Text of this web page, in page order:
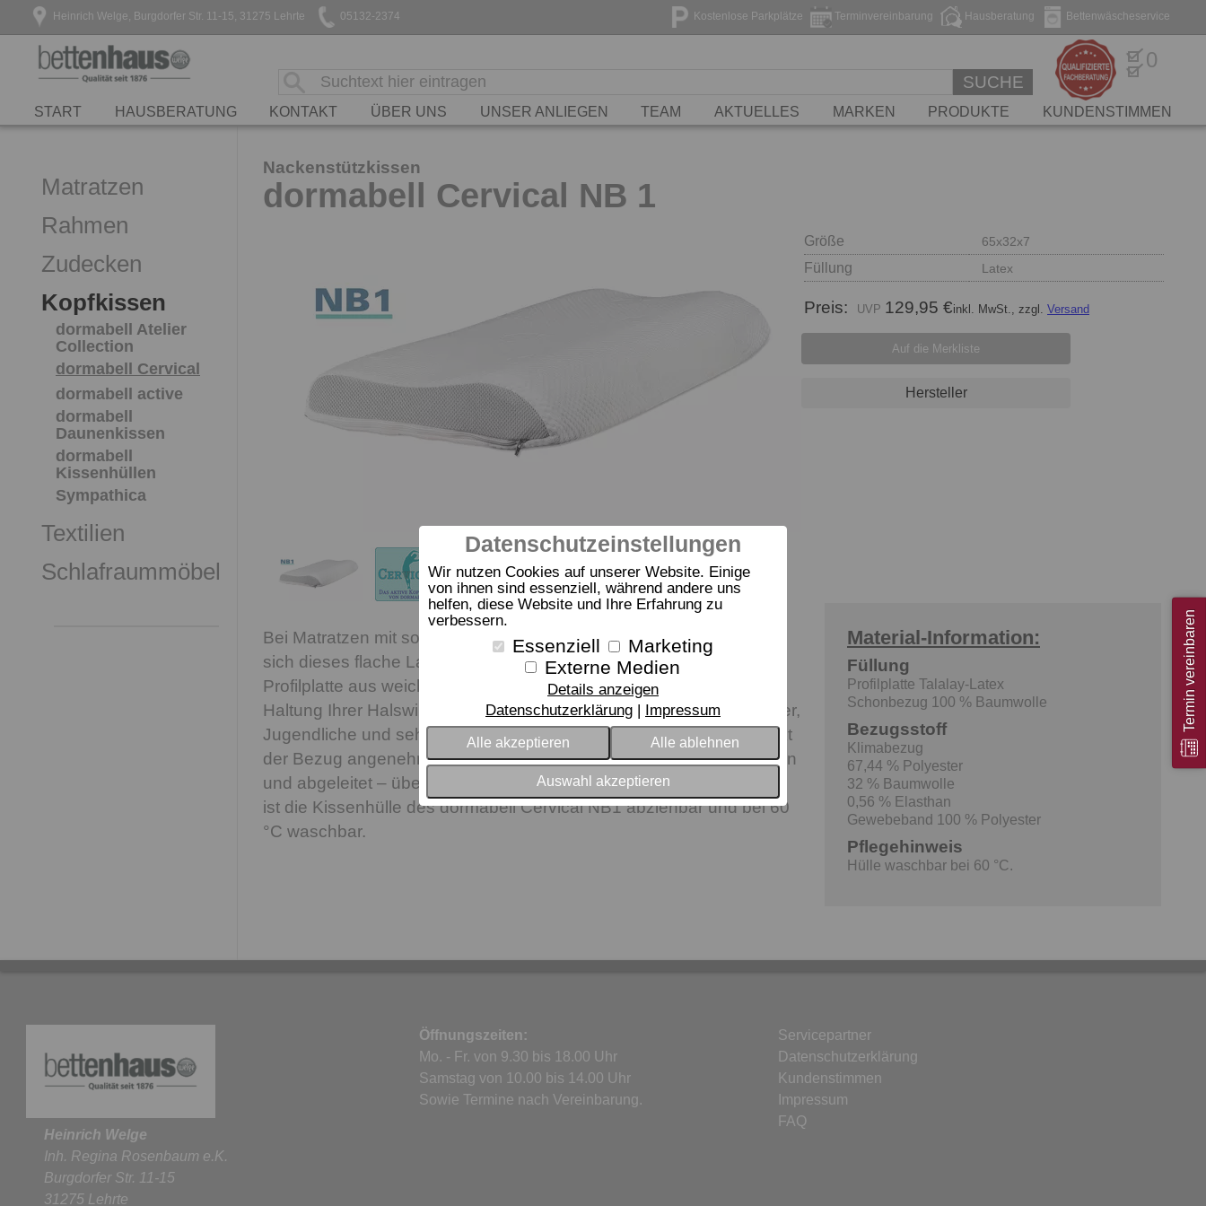
Datenschutzeinstellungen
Wir nutzen Cookies auf unserer Website. Einige
von ihnen sind essenziell, während andere uns
helfen, diese Website und Ihre Erfahrung zu
verbessern.
Essenziell
Marketing
Externe Medien
Details anzeigen
Datenschutzerklärung
Impressum
Alle akzeptieren Alle ablehnen
Auswahl akzeptieren
Heinrich Welge, Burgdorfer Str. 11-15, 31275 Lehrte 05132-2374 Bettenwäscheservice
Hausberatung
Terminvereinbarung
Kostenlose Parkplätze
SUCHE
0
START HAUSBERATUNG KONTAKT ÜBER UNS UNSER ANLIEGEN TEAM AKTUELLES MARKEN PRODUKTE KUNDENSTIMMEN
Matratzen
Rahmen
Zudecken
Kopfkissen
dormabell Atelier
Collection
dormabell Cervical
dormabell active
dormabell
Daunenkissen
dormabell
Kissenhüllen
Sympathica
Textilien
Schlafraummöbel
Nackenstützkissen
dormabell Cervical NB 1
Größe 65x32x7
Füllung Latex
Preis: 129,95 €inkl. MwSt., zzgl. Versand
Auf die Merkliste
Hersteller
Bei Matratzen mit soften Schulterzonen und Wasserbetten empfiehlt
sich dieses flache Latexkissen: Die ergonomisch geschnittene
Profilplatte aus weichem Talalay-Latex sorgt für eine natürliche
Haltung Ihrer Halswirbelsäule – ideal für ausgeprägte Rückenschläfer,
Jugendliche und sehr zierliche Personen. Während des Schlafs wirkt
der Bezug angenehm klimatisierend. Feuchtigkeit wird aufgenommen
und abgeleitet – überschüssige Wärme wird ausgeglichen. Natürlich
ist die Kissenhülle des dormabell Cervical NB1 abziehbar und bei 60
°C waschbar.
Material-Information:
Füllung
Profilplatte Talalay-Latex
Schonbezug 100 % Baumwolle
Bezugsstoff
Klimabezug
67,44 % Polyester
32 % Baumwolle
0,56 % Elasthan
Gewebeband 100 % Polyester
Pflegehinweis
Hülle waschbar bei 60 °C.
Heinrich Welge
Inh. Regina Rosenbaum e.K.
Burgdorfer Str. 11-15
31275 Lehrte
Öffnungszeiten:
Mo. - Fr. von 9.30 bis 18.00 Uhr
Samstag von 10.00 bis 14.00 Uhr
Sowie Termine nach Vereinbarung.
Servicepartner
Datenschutzerklärung
Kundenstimmen
Impressum
FAQ
Termin vereinbaren